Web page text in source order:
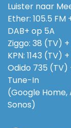
Luister naar
Ether: 105.5 FM
DAB+ op 5A
Ziggo: 38 (TV)
KPN: 1143 (TV)
Odido 735 (TV)
Tune-In
(Google
Sonos)